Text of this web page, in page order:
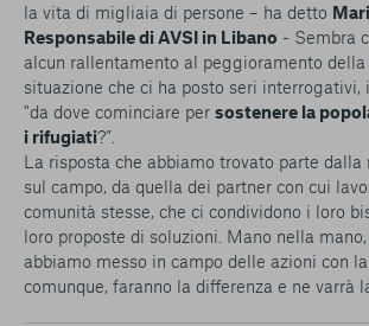
la vita di migliaia di persone – ha detto
Responsabile di AVSI in Libano - Sembra
alcun rallentamento al peggioramento della
situazione che ci ha posto seri
"da dove cominciare per sostenere la
i rifugiati?”.
La risposta che abbiamo trovato parte dalla
sul campo, da quella dei partner con cui
comunità stesse, che ci condividono i loro
loro proposte di soluzioni. Mano nella
abbiamo messo in campo delle azioni con
comunque, faranno la differenza e ne varrà